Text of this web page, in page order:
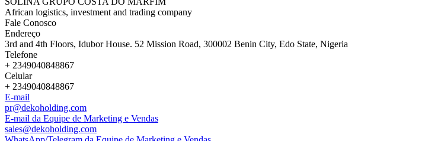
African logistics, investment and trading company
Fale Conosco
Endereço
3rd and 4th Floors, Idubor House. 52 Mission Road, 300002 Benin City, Edo State, Nigeria
Telefone
+ 2349040848867
Celular
+ 2349040848867
E-mail
pr@dekoholding.com
E-mail da Equipe de Marketing e Vendas
sales@dekoholding.com